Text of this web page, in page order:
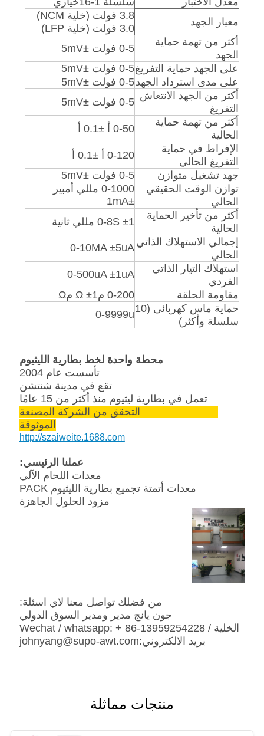
معيار الجهد
3.8 فولت (خلية NCM)
3.0 فولت (خلية LFP)
أكثر من تهمة حماية
الجهد
0-5 فولت ±
5mV
على الجهد حماية التفريغ0-5 فولت ±
5mV
على مدى استرداد الجهد0-5 فولت ±
5mV
أكثر من الجهد الانتعاش
التفريغ
0-5 فولت ±
5mV
أكثر من تهمة حماية
الحالية
0-50 أ ±0.1 أ
الإفراط في حماية
التفريغ الحالي
0-120 أ ±0.1 أ
جهد تشغيل متوازن
0-5 فولت ±
5mV
توازن الوقت الحقيقي
الحالي
0-1000 مللي أمبير
±
1mA
أكثر من تأخير الحماية
الحالية
0-8S±1 مللي ثانية
إجمالي الاستهلاك الذاتي
الحالي
0-10MA±5uA
استهلاك التيار الذاتي
الفردي
0-500uA±1uA
مقاومة الحلقة
0-200 مΩ ±1 مΩ
حماية ماس كهربائى (10
سلسلة وأكثر)
0-9999u
محطة واحدة لخط بطارية الليثيوم
تأسست عام 2004
تقع في مدينة شنتشن
تعمل في بطارية ليثيوم منذ أكثر من 15 عامًا
11years Alibaba التحقق من الشركة المصنعة
الموثوقة
http://szaiweite.1688.com
عملنا الرئيسي:
معدات اللحام الآلي
معدات أتمتة تجميع بطارية الليثيوم PACK
مزود الحلول الجاهزة
من فضلك تواصل معنا لاي اسئلة:
جون يانج مدير ومدير السوق الدولي
الخلية / Wechat / whatsapp: + 86-13959254228
بريد الالكتروني:johnyang@supo-awt.com
منتجات مماثلة